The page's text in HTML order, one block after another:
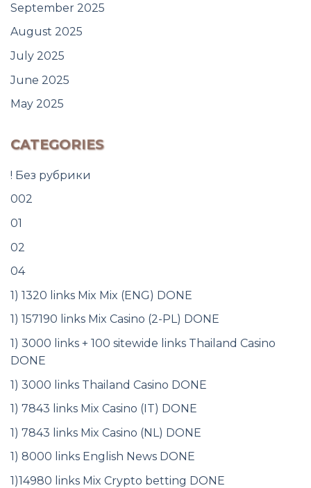
September 2025
August 2025
July 2025
June 2025
May 2025
CATEGORIES
! Без рубрики
002
01
02
04
1) 1320 links Mix Mix (ENG) DONE
1) 157190 links Mix Casino (2-PL) DONE
1) 3000 links + 100 sitewide links Thailand Casino
DONE
1) 3000 links Thailand Casino DONE
1) 7843 links Mix Casino (IT) DONE
1) 7843 links Mix Casino (NL) DONE
1) 8000 links English News DONE
1)14980 links Mix Crypto betting DONE